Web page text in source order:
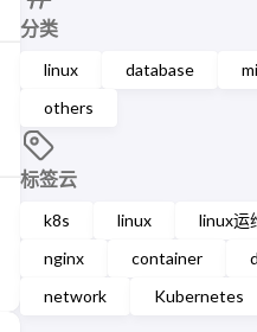
分类
linux database
others
标签云
k8s linux linux运
nginx
container
network
Kubernetes